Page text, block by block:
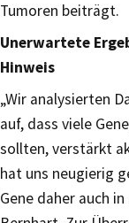
Tumoren beiträgt.
Unerwartete
Hinweis
„Wir analysierten
auf, dass viele
sollten, verstärkt
hat uns neugierig
Gene daher auch